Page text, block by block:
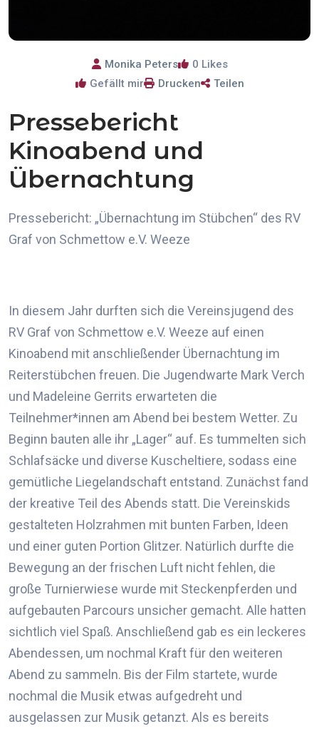
Monika Peters 0 Likes
Gefällt mir
Drucken Teilen
Pressebericht
Kinoabend und
Übernachtung
Pressebericht: „Übernachtung im Stübchen“ des RV
Graf von Schmettow e.V. Weeze
In diesem Jahr durften sich die Vereinsjugend des
RV Graf von Schmettow e.V. Weeze auf einen
Kinoabend mit anschließender Übernachtung im
Reiterstübchen freuen. Die Jugendwarte Mark Verch
und Madeleine Gerrits erwarteten die
Teilnehmer*innen am Abend bei bestem Wetter. Zu
Beginn bauten a lle ihr „Lager“ auf. Es tummelten sich
Schlafsäcke und diverse Kuscheltiere, sodass eine
gemütliche Liegelandschaft entstand. Zunächst fand
der kreative Teil des Abends statt. Die Vereinskids
gestalteten Holzrahmen mit bunten Farben, Ideen
und einer guten Portion Glitzer. Natürlich durfte die
Bewegung an der frischen Luft nicht fehlen, die
große Turnierwiese wurde mit Steckenpferden und
aufgebauten Parcours unsicher gemacht. Alle hatten
sichtlich viel Spaß. Anschließend gab es ein leckeres
Abendessen, um nochmal Kraft für den weiteren
Abend zu sammeln. Bis der Film startete, wurde
nochmal die Musik etwas aufgedreht und
ausgelassen zur Musik getanzt. Als es bereits